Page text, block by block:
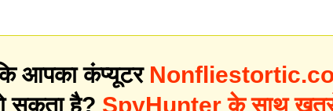
आपका कंप्यूटर
सकता है? SpyHunter के साथ